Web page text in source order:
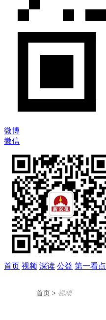
微博
微信
首页 视频 深读 公益 第一看点
首页 > 视频